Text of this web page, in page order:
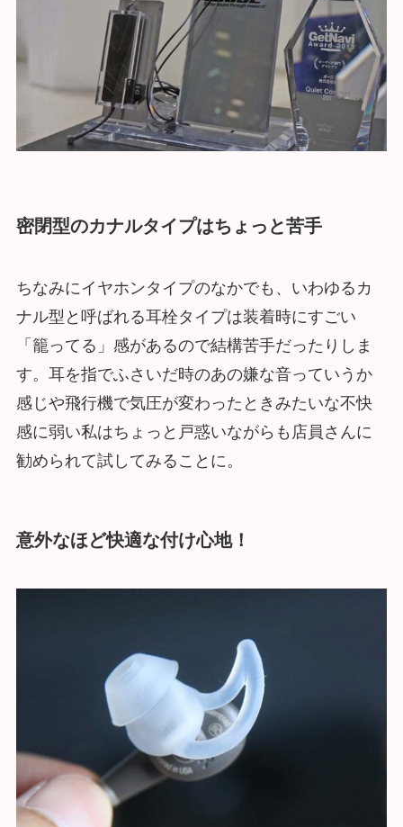
密閉型のカナルタイプはちょっと苦手
ちなみにイヤホンタイプのなかでも、いわゆるカ
ナル型と呼ばれる耳栓タイプは装着時にすごい
「籠ってる」感があるので結構苦手だったりしま
す。耳を指でふさいだ時のあの嫌な音っていうか
感じや飛行機で気圧が変わったときみたいな不快
感に弱い私はちょっと戸惑いながらも店員さんに
勧められて試してみることに。
意外なほど快適な付け心地！